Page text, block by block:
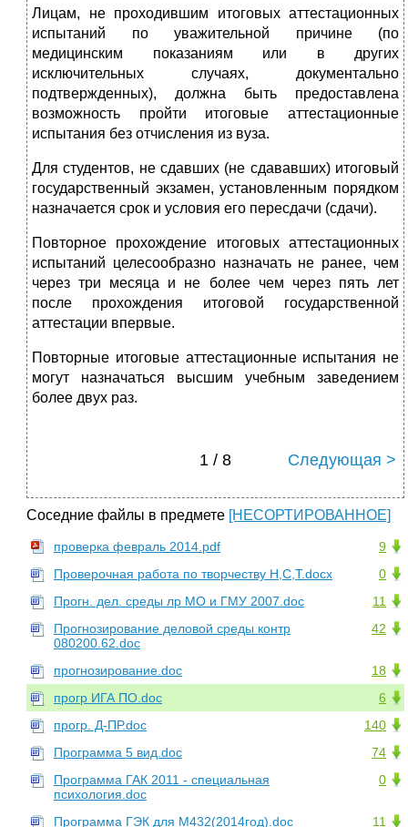
Лицам, не проходившим итоговых аттестационных
испытаний по уважительной причине (по
медицинским показаниям или в других
исключительных случаях, документально
подтвержденных), должна быть предоставлена
возможность пройти итоговые аттестационные
испытания без отчисления из вуза.
Для студентов, не сдавших (не сдававших) итоговый
государственный экзамен, установленным порядком
назначается срок и условия его пересдачи (сдачи).
Повторное прохождение итоговых аттестационных
испытаний целесообразно назначать не ранее, чем
через три месяца и не более чем через пять лет
после прохождения итоговой государственной
аттестации впервые.
Повторные итоговые аттестационные испытания не
могут назначаться высшим учебным заведением
более двух раз.
1 / 8 Следующая >
Соседние файлы в предмете [НЕСОРТИРОВАННОЕ]
9
проверка февраль 2014.pdf
0
Проверочная работа по творчеству Н,С,Т.docx
11
Прогн. дел. среды лр МО и ГМУ 2007.doc
42
Прогнозирование деловой среды контр
080200.62.doc
18
прогнозирование.doc
6
прогр ИГА ПО.doc
140
прогр. Д-ПР.doc
74
Программа 5 вид.doc
0
Программа ГАК 2011 - специальная
психология.doc
11
Программа ГЭК для М432(2014год).doc